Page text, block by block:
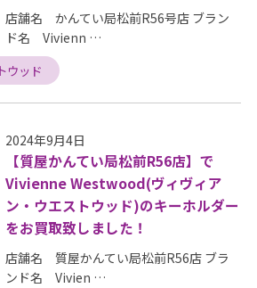
店舗名 かんてい局松前R56号店 ブラン
ド名 Vivienn …
ウッド
2024年9月4日
【質屋かんてい局松前R56店】で
Vivienne Westwood(ヴィヴィア
ン・ウエストウッド)のキーホルダー
をお買取致しました！
店舗名 質屋かんてい局松前R56店 ブラ
ンド名 Vivien …